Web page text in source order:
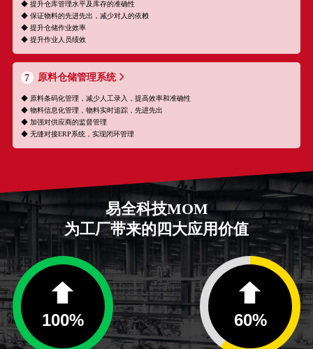
◆ 提升仓库管理水平及库存的准确性
◆ 保证物料的先进先出，减少对人的依赖
◆ 提升仓储作业效率
◆ 提升作业人员绩效
7 原料仓储管理系统
◆ 原料条码化管理，减少人工录入，提高效率和准确性
◆ 物料信息化管理，物料实时追踪，先进先出
◆ 加强对供应商的监督管理
◆ 无缝对接ERP系统，实现闭环管理
易全科技MOM
为工厂带来的四大应用价值
100% 60%